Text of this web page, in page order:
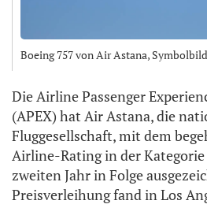
Boeing 757 von Air Astana,
Die Airline Passenger
(APEX) hat Air Astana, die
Fluggesellschaft, mit dem
Airline-Rating in der
zweiten Jahr in Folge
Preisverleihung fand in Los